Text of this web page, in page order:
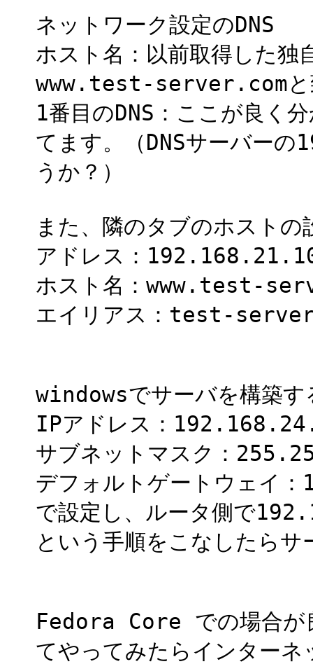
ネットワーク設定のDNS
ホスト名：以前取得した独
www.test-server.comと
1番目のDNS：ここが良
てます。（DNSサーバー
うか？）
また、隣のタブのホスト
アドレス：
ホスト名：www.test-
エイリアス：test-
windowsでサーバを構築す
IPアドレス：
サブネットマスク：
デフォルトゲートウェイ
で設定し、ルータ側で
という手順をこなしたら
Fedora Core での場合が
てやってみたらインター